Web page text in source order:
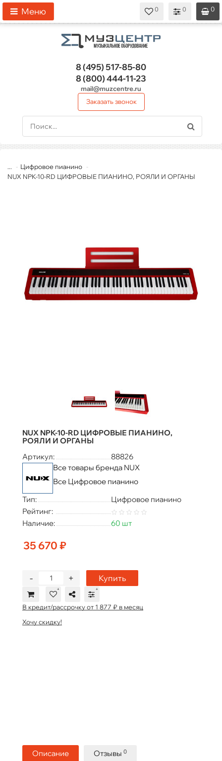
0
0
0
Меню
8 (495)517-85-80
8 (800)444-11-23
mail@muzcentre.ru
Заказать звонок
...
Цифровое пианино
NUX NPK-10-RD ЦИФРОВЫЕ ПИАНИНО, РОЯЛИ И ОРГАНЫ
NUX NPK-10-RD ЦИФРОВЫЕ ПИАНИНО,
РОЯЛИ И ОРГАНЫ
Артикул:
88826
Все товары бренда NUX
Все Цифровое пианино
Тип:
Цифровое пианино
Рейтинг:
Наличие:
60 шт
35 670 ₽
+
- Купить
В кредит/рассрочку от 1 877 ₽ в месяц
Хочу скидку!
Описание Отзывы 0